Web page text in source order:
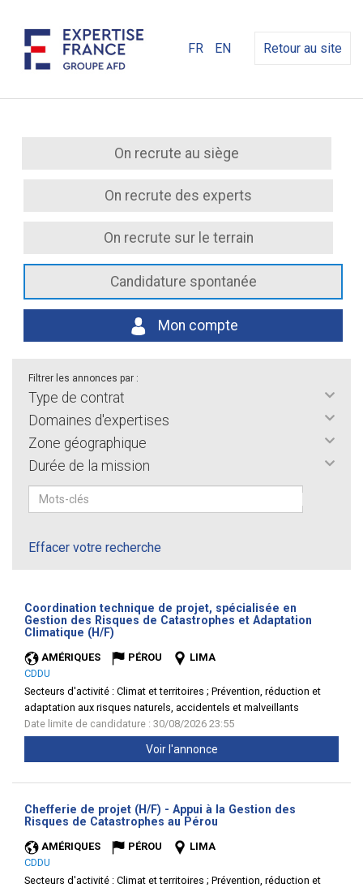
FR EN Retour au site
On recrute au siège
On recrute des experts
On recrute sur le terrain
Candidature spontanée
Mon compte
Filtrer les annonces par :
Type de contrat
Domaines d'expertises
Zone géographique
Durée de la mission
Effacer votre recherche
Coordination technique de projet, spécialisée en
Gestion des Risques de Catastrophes et Adaptation
Climatique (H/F)
AMÉRIQUES PÉROU
LIMA
CDDU
Secteurs d'activité : Climat et territoires ; Prévention, réduction et
adaptation aux risques naturels, accidentels et malveillants
Date limite de candidature : 30/08/2026 23:55
Voir l'annonce
Chefferie de projet (H/F) - Appui à la Gestion des
Risques de Catastrophes au Pérou
AMÉRIQUES PÉROU
LIMA
CDDU
Secteurs d'activité : Climat et territoires ; Prévention, réduction et